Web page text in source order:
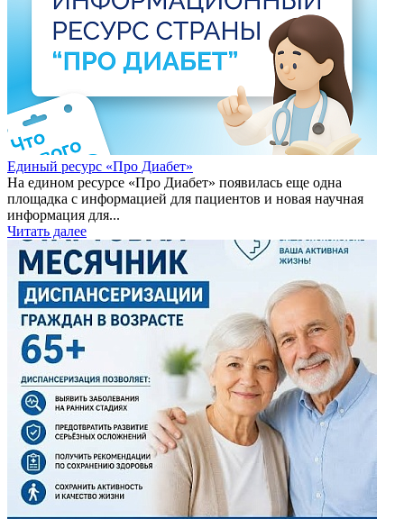
Единый ресурс «Про Диабет»
На едином ресурсе «Про Диабет» появилась еще одна
площадка с информацией для пациентов и новая научная
информация для...
Читать далее